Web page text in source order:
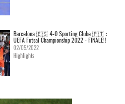
Barcelona 🇪🇸 4-0 Sporting Clube 🇵🇹 :
UEFA Futsal Championship 2022 - FINALE!!
02/05/2022
Highlights